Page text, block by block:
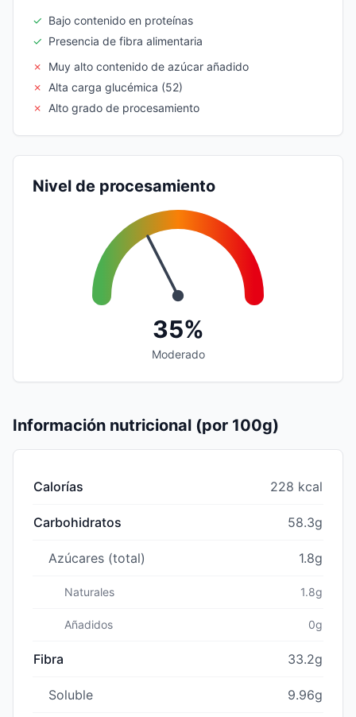
✓ Bajo contenido en proteínas
✓ Presencia de fibra alimentaria
✗
Muy alto contenido de azúcar añadido
✗
Alta carga glucémica (52)
✗
Alto grado de procesamiento
Nivel de procesamiento
35%
Moderado
Información nutricional (por 100g)
Calorías 228 kcal
Carbohidratos 58.3g
Azúcares (total) 1.8g
Naturales 1.8g
Añadidos 0g
Fibra 33.2g
Soluble 9.96g